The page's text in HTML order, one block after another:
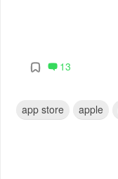
13
app store apple